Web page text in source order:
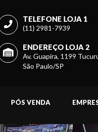
TELEFONE LOJA 1
(11) 2981-7939
ENDEREÇO LOJA 2
Av. Guapira, 1199
São Paulo/SP
PÓS VENDA